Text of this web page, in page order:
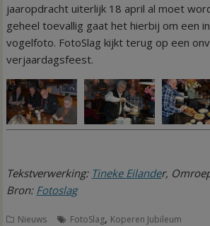
jaaropdracht uiterlijk 18 april al moet
geheel toevallig gaat het hierbij om een
vogelfoto. FotoSlag kijkt terug op een
verjaardagsfeest.
Tekstverwerking: Tineke Eilander,
Bron: Fotoslag
Nieuws FotoSlag, Koperen Jubileum